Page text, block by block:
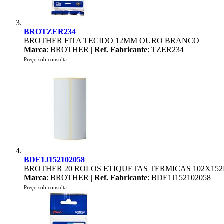
BROTZER234
BROTHER FITA TECIDO 12MM OURO BRANCO
Marca: BROTHER | Ref. Fabricante: TZER234
Preço sob consulta
BDE1J152102058
BROTHER 20 ROLOS ETIQUETAS TERMICAS
Marca: BROTHER | Ref. Fabricante: BDE1J152102058
Preço sob consulta